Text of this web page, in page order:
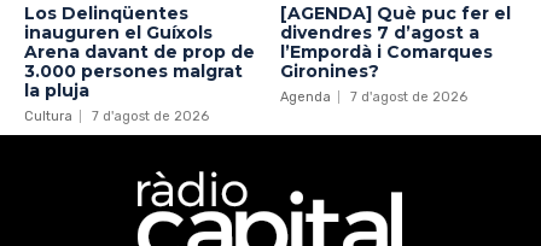
Los Delinqüentes
inauguren el Guíxols
Arena davant de prop de
3.000 persones malgrat
la pluja
Cultura 7 d'agost de 2026
[AGENDA] Què puc fer el
divendres 7 d’agost a
l’Empordà i Comarques
Gironines?
Agenda 7 d'agost de 2026